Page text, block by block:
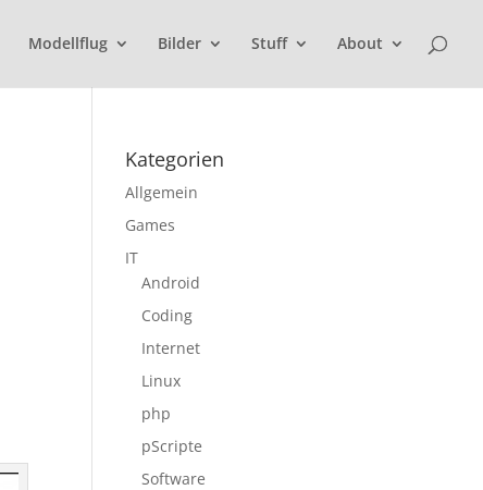
Modellflug Bilder Stuff About
Kategorien
Allgemein
Games
IT
Android
Coding
Internet
Linux
php
pScripte
Software